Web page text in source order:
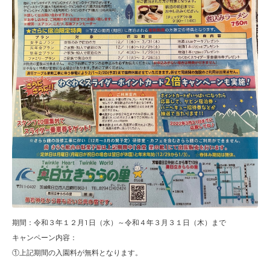
期間：令和３年１２月1日（水）～令和４年３月３１日（木）まで
キャンペーン内容：
①上記期間の入園料が無料となります。